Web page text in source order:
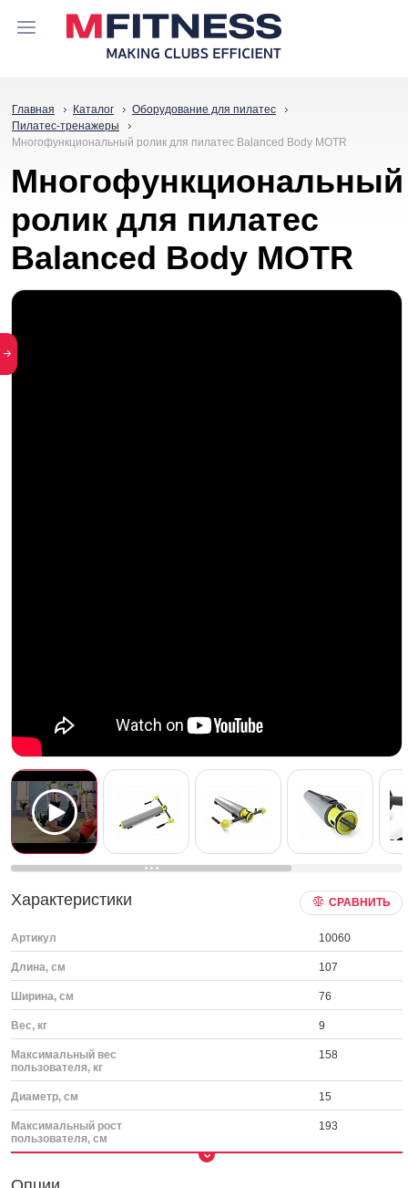
Главная Каталог
Оборудование для пилатес
Пилатес-тренажеры
Многофункциональный ролик для пилатес Balanced Body MOTR
Многофункциональный
ролик для пилатес
Balanced Body MOTR
Характеристики СРАВНИТЬ
Артикул 10060
Длина, см 107
Ширина, см 76
Вес, кг 9
Максимальный вес
пользователя, кг
158
Диаметр, см 15
Максимальный рост
пользователя, см
193